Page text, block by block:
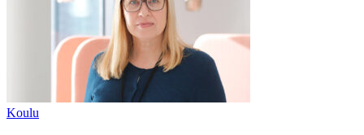
Koulu